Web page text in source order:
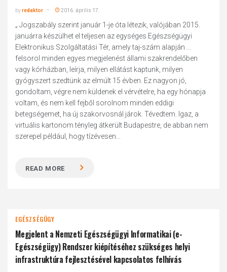
byredaktor 2016. április 17.
„ Jogszabály szerint január 1-je óta létezik, valójában 2015.
januárra készülhet el teljesen az egységes Egészségügyi
Elektronikus Szolgáltatási Tér, amely taj-szám alapján ...
felsorol minden egyes megjelenést állami szakrendelőben
vagy kórházban, leírja, milyen ellátást kaptunk, milyen
gyógyszert szedtünk az elmúlt 15 évben. Ez nagyon jó,
gondoltam, végre nem küldenek el vérvételre, ha egy hónapja
voltam, és nem kell fejből sorolnom minden eddigi
betegségemet, ha új szakorvosnál járok. Tévedtem. Igaz, a
virtuális kartonom tényleg átkerült Budapestre, de abban nem
szerepel például, hogy tízévesen...
READ MORE
EGÉSZSÉGÜGY
Megjelent a Nemzeti Egészségügyi Informatikai (e-
Egészségügy) Rendszer kiépítéséhez szükséges helyi
infrastruktúra fejlesztésével kapcsolatos felhívás